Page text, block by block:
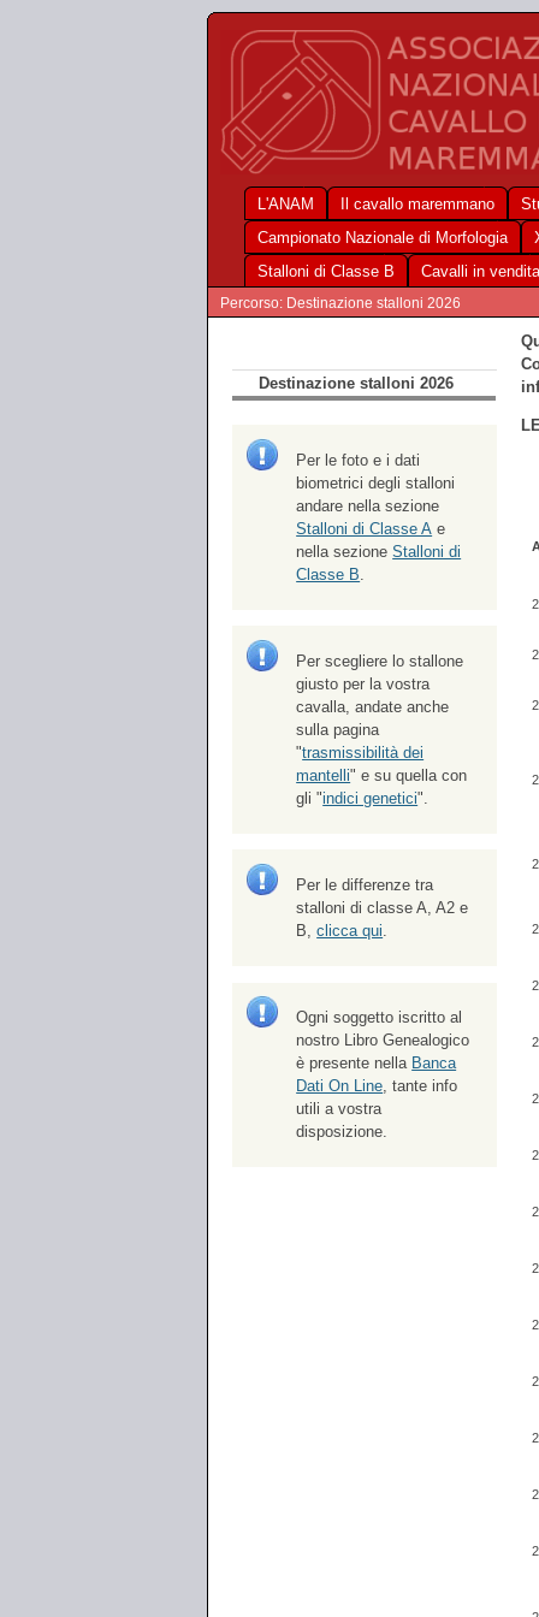
L'ANAM Il cavallo maremmano
Campionato Nazionale di Morfologia
Stalloni di Classe B
Cavalli in vendita
Percorso: Destinazione stalloni 2026
Destinazione stalloni 2026
Per le foto e i dati
biometrici degli stalloni
andare nella sezione
Stalloni di Classe A e
nella sezioneStalloni di
Classe B.
Per scegliere lo stallone
giusto per la vostra
cavalla, andate anche
sulla pagina
"trasmissibilità dei
mantelli" e su quella con
gli "indici genetici".
Per le differenze tra
stalloni di classe A, A2 e
B,clicca qui.
Ogni soggetto iscritto al
nostro Libro Genealogico
è presente nella Banca
Dati On Line, tante info
utili a vostra
disposizione.